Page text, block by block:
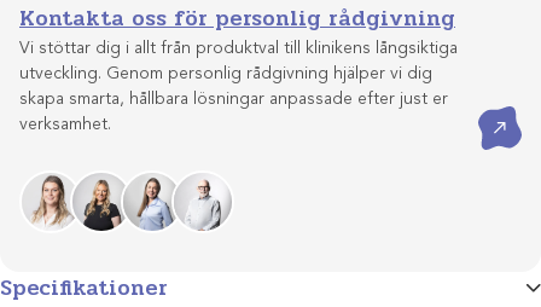
Specifikationer
Kontakta oss för personlig rådgivning
Vi stöttar dig i allt från produktval till klinikens långsiktiga
utveckling. Genom personlig rådgivning hjälper vi dig
skapa smarta, hållbara lösningar anpassade efter just er
verksamhet.